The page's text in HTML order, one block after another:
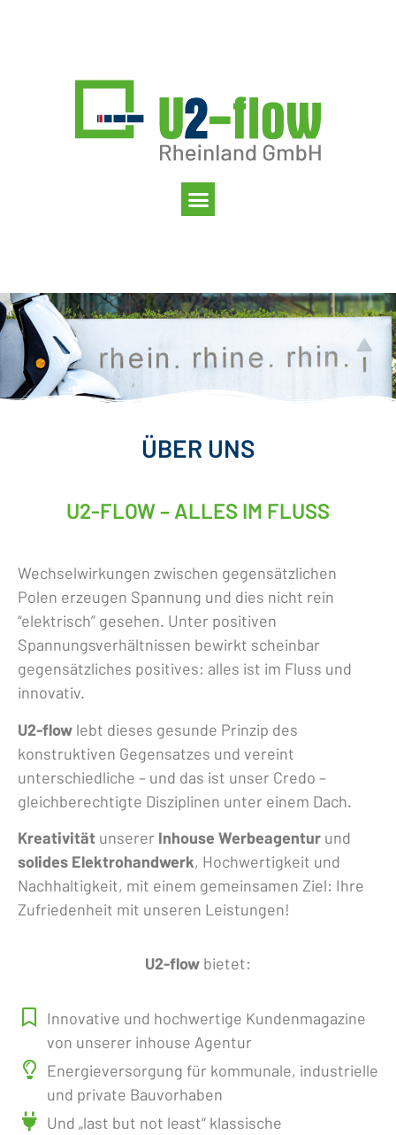
ÜBER UNS
U2-FLOW – ALLES IM FLUSS
Wechselwirkungen zwischen gegensätzlichen
Polen erzeugen Spannung und dies nicht rein
“elektrisch” gesehen. Unter positiven
Spannungsverhältnissen bewirkt scheinbar
gegensätzliches positives: alles ist im Fluss und
innovativ.
U2-flow lebt dieses gesunde Prinzip des
konstruktiven Gegensatzes und vereint
unterschiedliche – und das ist unser Credo –
gleichberechtigte Disziplinen unter einem Dach.
Kreativität unserer Inhouse Werbeagentur und
solides Elektrohandwerk, Hochwertigkeit und
Nachhaltigkeit, mit einem gemeinsamen Ziel: Ihre
Zufriedenheit mit unseren Leistungen!
U2-flow bietet:
Innovative und hochwertige Kundenmagazine
von unserer inhouse Agentur
Energieversorgung für kommunale, industrielle
und private Bauvorhaben
Und „last but not least“ klassische